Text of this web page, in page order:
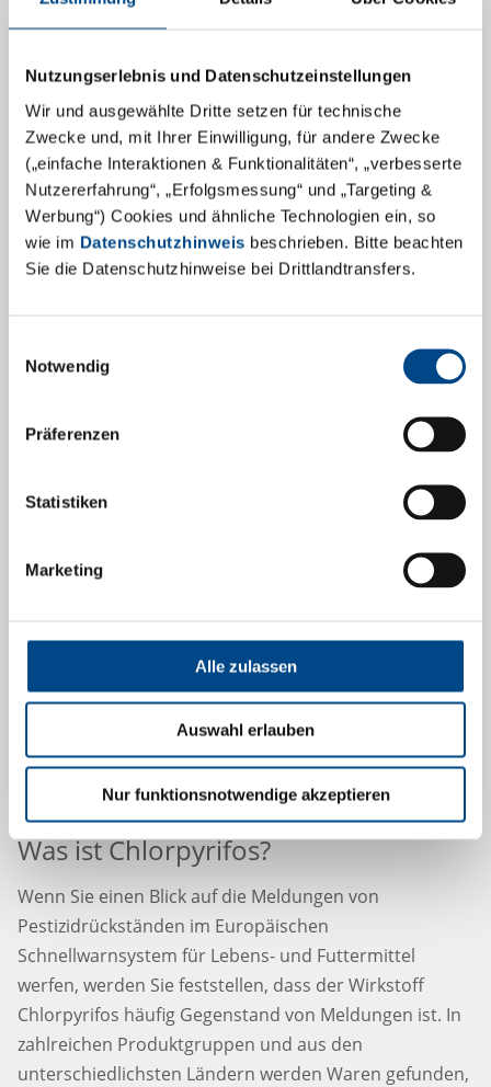
Nutzungserlebnis und Datenschutzeinstellungen
Wir und ausgewählte Dritte setzen für technische
Zwecke und, mit Ihrer Einwilligung, für andere Zwecke
(„einfache Interaktionen & Funktionalitäten“, „verbesserte
Nutzererfahrung“, „Erfolgsmessung“ und „Targeting &
Werbung“) Cookies und ähnliche Technologien ein, so
wie im Datenschutzhinweis beschrieben. Bitte beachten
Sie die Datenschutzhinweise bei Drittlandtransfers.
Notwendig
Präferenzen
Statistiken
Marketing
Alle zulassen
Auswahl erlauben
Nur funktionsnotwendige akzeptieren
Fortschritt in der mikrobiellen
Analytik: Präzise qPCR-Methoden &
neue Laborkapazitäten
Die präzise und zuverlässige Analyse von mikrobiellen
modernsten Verfahren und einer stetig wachsenden
der mikrobiologischen Analytik.
Mehr
12.3.2025
Was ist Chlorpyrifos?
Wenn Sie einen Blick auf die Meldungen von
Pestizidrückständen im Europäischen
Schnellwarnsystem für Lebens- und Futtermittel
werfen, werden Sie feststellen, dass der Wirkstoff
Chlorpyrifos häufig Gegenstand von Meldungen ist. In
zahlreichen Produktgruppen und aus den
unterschiedlichsten Ländern werden Waren gefunden,